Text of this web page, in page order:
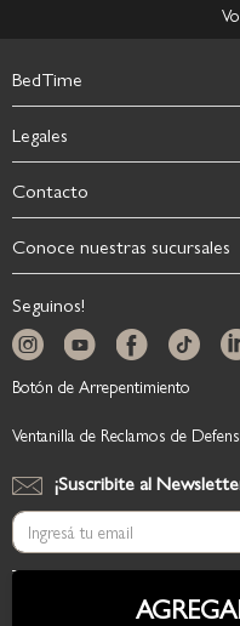
BedTime
Legales
Contacto
Conoce nuestras sucursales
¡Suscribite al
Suscríbase
al
boletín
Seguinos!
Botón de Arrepentimiento
Ventanilla de Reclamos de